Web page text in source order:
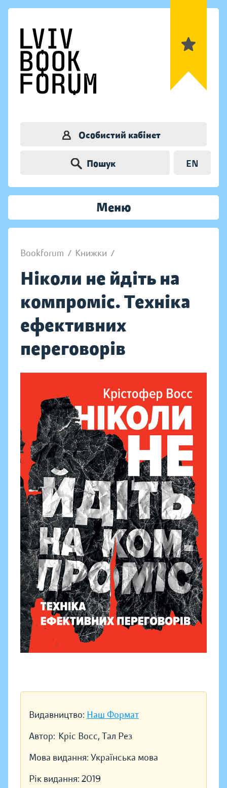
Особистий кабінет
Пошук EN
Меню
Bookforum / Книжки /
Ніколи не йдіть на
компроміс. Техніка
ефективних
переговорів
Видавництво: Наш Формат
Автор: Кріс Восс, Тал Рез
Мова видання: Українська мова
Рік видання: 2019